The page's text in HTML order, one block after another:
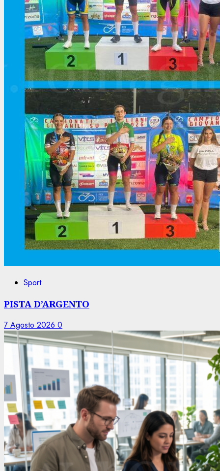
Sport
PISTA D’ARGENTO
7 Agosto 2026 0